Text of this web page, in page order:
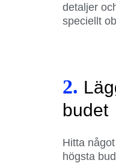
detaljer
speciellt
2.
budet
Hitta
högsta